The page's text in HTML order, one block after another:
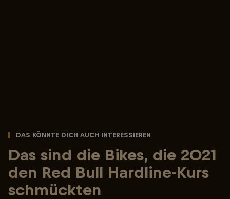
Das könnte dich auch interessieren
Das sind die Bikes, die 2021
den Red Bull Hardline-Kurs
schmückten